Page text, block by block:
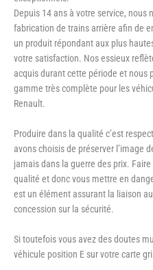
Depuis 14 ans à votre service, nous
fabrication de trains arrière afin de
un produit répondant aux plus
votre satisfaction. Nos essieux
acquis durant cette période et nous
gamme très complète pour les
Renault.
Produire dans la qualité c’est
avons choisis de préserver l’image
jamais dans la guerre des prix.
qualité et donc vous mettre en
est un élément assurant la liaison
concession sur la sécurité.
Si toutefois vous avez des doutes
véhicule position E sur votre carte